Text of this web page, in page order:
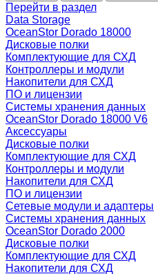
Перейти в раздел
Data Storage
OceanStor Dorado 18000
Дисковые полки
Комплектующие для СХД
Контроллеры и модули
Накопители для СХД
ПО и лицензии
Системы хранения данных
OceanStor Dorado 18000 V6
Аксессуары
Дисковые полки
Комплектующие для СХД
Контроллеры и модули
Накопители для СХД
ПО и лицензии
Сетевые модули и адаптеры
Системы хранения данных
OceanStor Dorado 2000
Дисковые полки
Комплектующие для СХД
Накопители для СХД